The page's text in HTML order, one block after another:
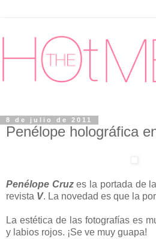
8 de julio de 2011
Penélope holográfica
Penélope Cruzes la portada de
revista V. La novedad es que la
La estética de las fotografías es
y labios rojos. ¡Se ve muy guapa!